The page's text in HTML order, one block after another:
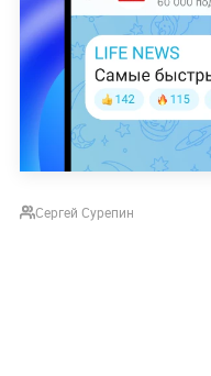
Сергей Сурепин